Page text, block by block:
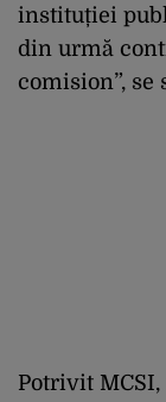
instituției
din urmă
comision”, se
Potrivit MCSI,